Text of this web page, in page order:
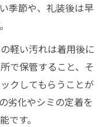
季節や、礼装後は早
軽い汚れは着用後に
で保管すること、そ
クしてもらうことが
劣化やシミの定着を
です。